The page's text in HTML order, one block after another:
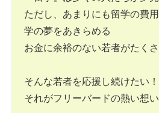
ただし、あまりにも留学の費
学の夢をあきらめる
お金に余裕のない若者がたくさ
そんな若者を応援し続けたい！
それがフリーバードの熱い想い